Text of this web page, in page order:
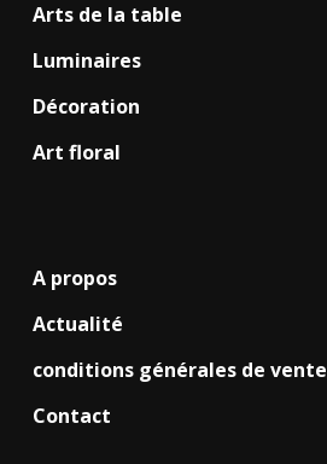
Arts de la table
Luminaires
Décoration
Art floral
A propos
Actualité
conditions générales de vente
Contact